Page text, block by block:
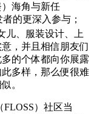
）海角与新任
的更深入参与；
儿、服装设计、上
，并且相信朋友们
的个体都向你展露
多样，那么便很难
。
）社区当